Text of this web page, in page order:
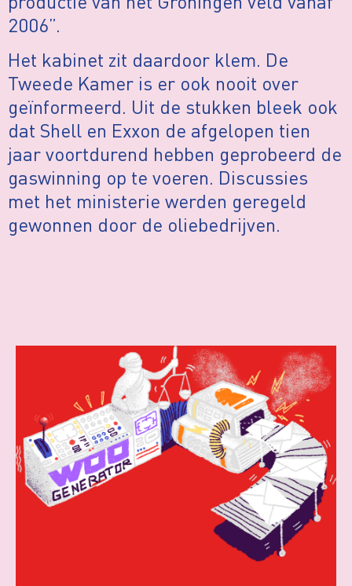
2006”.
Het kabinet zit daardoor klem. De
Tweede Kamer is er ook nooit over
geïnformeerd. Uit de stukken bleek ook
dat Shell en Exxon de afgelopen tien
jaar voortdurend hebben geprobeerd de
gaswinning op te voeren. Discussies
met het ministerie werden geregeld
gewonnen door de oliebedrijven.